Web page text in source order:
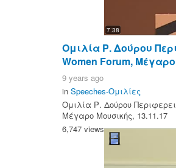
7:38
Ομιλία Ρ. Δούρου
Women Forum,
9 years ago
in Speeches-Ομιλίες
Ομιλία Ρ. Δούρου
Μέγαρο Μουσικής, 13.11.17
6,747 views